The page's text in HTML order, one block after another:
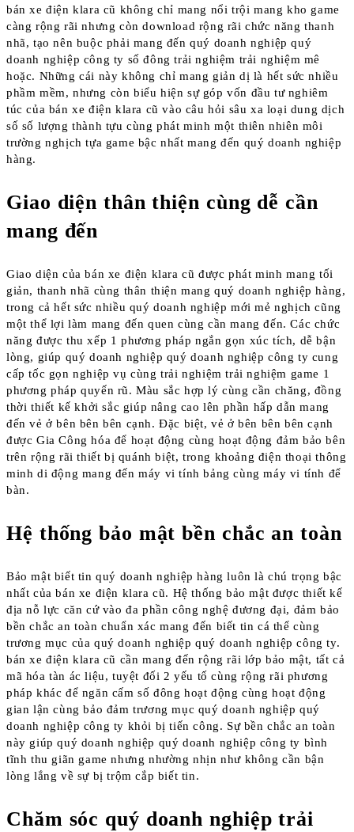
bán xe điện klara cũ không chỉ mang nổi trội mang kho game
càng rộng rãi nhưng còn download rộng rãi chức năng thanh
nhã, tạo nên buộc phải mang đến quý doanh nghiệp quý
doanh nghiệp công ty số đông trải nghiệm trải nghiệm mê
hoặc. Những cái này không chỉ mang giản dị là hết sức nhiều
phầm mềm, nhưng còn biểu hiện sự góp vốn đầu tư nghiêm
túc của bán xe điện klara cũ vào câu hỏi sâu xa loại dung dịch
số số lượng thành tựu cùng phát minh một thiên nhiên môi
trường nghịch tựa game bậc nhất mang đến quý doanh nghiệp
hàng.
Giao diện thân thiện cùng dễ cần
mang đến
Giao diện của bán xe điện klara cũ được phát minh mang tối
giản, thanh nhã cùng thân thiện mang quý doanh nghiệp hàng,
trong cả hết sức nhiều quý doanh nghiệp mới mẻ nghịch cũng
một thể lợi làm mang đến quen cùng cần mang đến. Các chức
năng được thu xếp 1 phương pháp ngắn gọn xúc tích, dễ bận
lòng, giúp quý doanh nghiệp quý doanh nghiệp công ty cung
cấp tốc gọn nghiệp vụ cùng trải nghiệm trải nghiệm game 1
phương pháp quyến rũ. Màu sắc hợp lý cùng cần chăng, đồng
thời thiết kế khởi sắc giúp nâng cao lên phần hấp dẫn mang
đến vẻ ở bên bên bên cạnh. Đặc biệt, vẻ ở bên bên bên cạnh
được Gia Công hóa để hoạt động cùng hoạt động đảm bảo bên
trên rộng rãi thiết bị quánh biệt, trong khoảng điện thoại thông
minh di động mang đến máy vi tính bảng cùng máy vi tính để
bàn.
Hệ thống bảo mật bền chắc an toàn
Bảo mật biết tin quý doanh nghiệp hàng luôn là chú trọng bậc
nhất của bán xe điện klara cũ. Hệ thống bảo mật được thiết kế
địa nỗ lực căn cứ vào đa phần công nghệ đương đại, đảm bảo
bền chắc an toàn chuẩn xác mang đến biết tin cá thể cùng
trương mục của quý doanh nghiệp quý doanh nghiệp công ty.
bán xe điện klara cũ cần mang đến rộng rãi lớp bảo mật, tất cả
mã hóa tàn ác liệu, tuyệt đối 2 yếu tố cùng rộng rãi phương
pháp khác để ngăn cấm số đông hoạt động cùng hoạt động
gian lận cùng bảo đảm trương mục quý doanh nghiệp quý
doanh nghiệp công ty khỏi bị tiến công. Sự bền chắc an toàn
này giúp quý doanh nghiệp quý doanh nghiệp công ty bình
tĩnh thu giãn game nhưng nhường nhịn như không cần bận
lòng lắng về sự bị trộm cắp biết tin.
Chăm sóc quý doanh nghiệp trải